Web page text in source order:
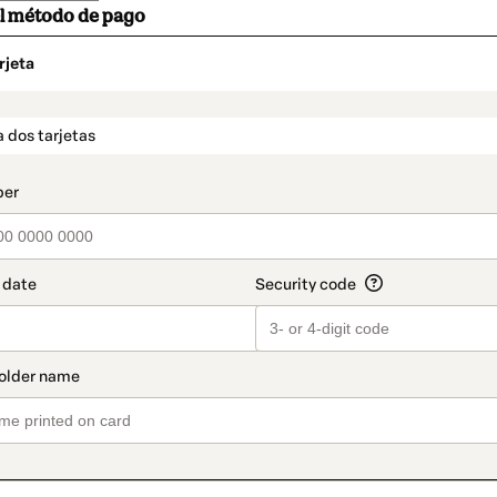
método de pago
dos tarjetas